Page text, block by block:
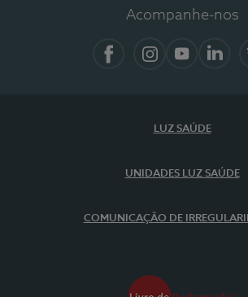
Acompanhe-nos
LUZ SAÚDE
UNIDADES LUZ SAÚDE
COMUNICAÇÃO DE